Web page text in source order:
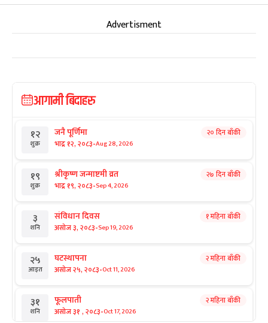
Advertisment
आगामी बिदाहरु
१२
शुक्र
जनै पूर्णिमा
भाद्र १२, २०८३-Aug 28, 2026
२० दिन बाँकी
१९
शुक्र
श्रीकृष्ण जन्माष्टमी व्रत
भाद्र १९, २०८३-Sep 4, 2026
२७ दिन बाँकी
३
शनि
संविधान दिवस
असोज ३, २०८३-Sep 19, 2026
१ महिना बाँकी
२५
आइत
घटस्थापना
असोज २५, २०८३-Oct 11, 2026
२ महिना बाँकी
३१
शनि
फूलपाती
असोज ३१ , २०८३-Oct 17, 2026
२ महिना बाँकी